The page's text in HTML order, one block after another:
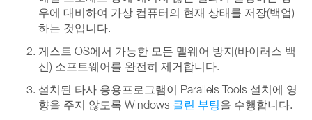
우에 대비하여 가상 컴퓨터의 현재 상태를 저장(백업)
하는 것입니다.
게스트 OS에서 가능한 모든 맬웨어 방지(바이러스 백
신) 소프트웨어를 완전히 제거합니다.
설치된 타사 응용프로그램이 Parallels Tools 설치에 영
향을 주지 않도록 Windows 클린 부팅을 수행합니다.